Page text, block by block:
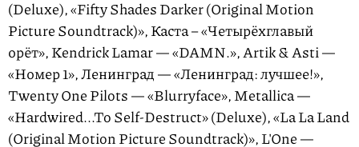
(Deluxe), «Fifty Shades Darker (Original Motion
Picture Soundtrack)», Каста – «Четырёхглавый
орёт», Kendrick Lamar — «DAMN.», Artik & Asti —
«Номер 1», Ленинград — «Ленинград: лучшее!»,
Twenty One Pilots — «Blurryface», Metallica —
«Hardwired...To Self-Destruct» (Deluxe), «La La Land
(Original Motion Picture Soundtrack)», L'One —